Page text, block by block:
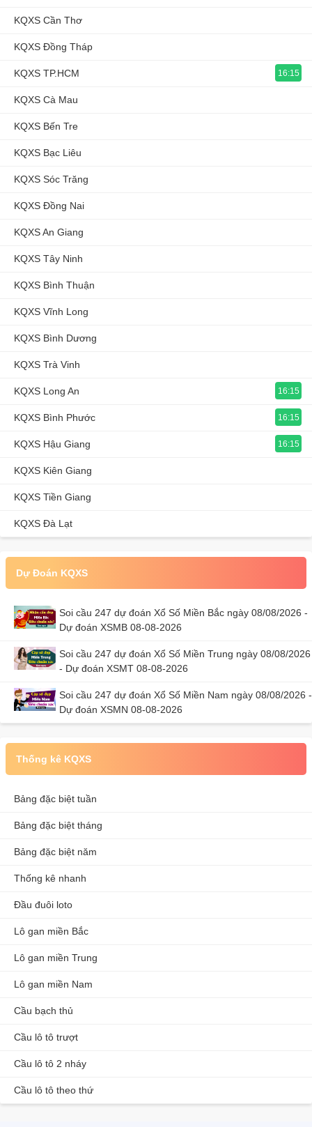
KQXS Cần Thơ
KQXS Đồng Tháp
KQXS TP.HCM 16:15
KQXS Cà Mau
KQXS Bến Tre
KQXS Bạc Liêu
KQXS Sóc Trăng
KQXS Đồng Nai
KQXS An Giang
KQXS Tây Ninh
KQXS Bình Thuận
KQXS Vĩnh Long
KQXS Bình Dương
KQXS Trà Vinh
KQXS Long An 16:15
KQXS Bình Phước 16:15
KQXS Hậu Giang 16:15
KQXS Kiên Giang
KQXS Tiền Giang
KQXS Đà Lạt
Dự Đoán KQXS
Soi cầu 247 dự đoán Xổ Số Miền Bắc ngày 08/08/2026 -
Dự đoán XSMB 08-08-2026
Soi cầu 247 dự đoán Xổ Số Miền Trung ngày 08/08/2026
- Dự đoán XSMT 08-08-2026
Soi cầu 247 dự đoán Xổ Số Miền Nam ngày 08/08/2026 -
Dự đoán XSMN 08-08-2026
Thống kê KQXS
Bảng đặc biệt tuần
Bảng đặc biệt tháng
Bảng đặc biệt năm
Thống kê nhanh
Đầu đuôi loto
Lô gan miền Bắc
Lô gan miền Trung
Lô gan miền Nam
Cầu bạch thủ
Cầu lô tô trượt
Cầu lô tô 2 nháy
Cầu lô tô theo thứ